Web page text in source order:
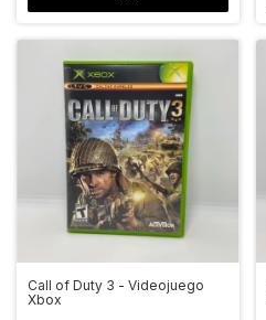
Call of Duty 3 - Videojuego
Xbox